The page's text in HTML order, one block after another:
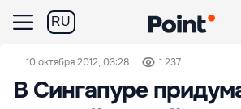
RU
10 октября 2012, 03:28 1 237
В Сингапуре